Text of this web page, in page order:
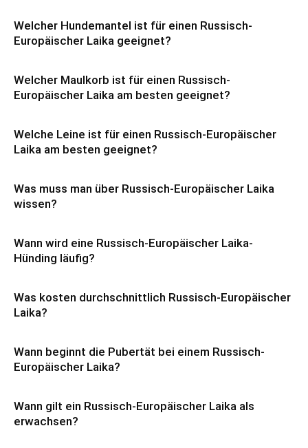
Welcher Hundemantel ist für einen Russisch-
Europäischer Laika geeignet?
Welcher Maulkorb ist für einen Russisch-
Europäischer Laika am besten geeignet?
Welche Leine ist für einen Russisch-Europäischer
Laika am besten geeignet?
Was muss man über Russisch-Europäischer Laika
wissen?
Wann wird eine Russisch-Europäischer Laika-
Hünding läufig?
Was kosten durchschnittlich Russisch-Europäischer
Laika?
Wann beginnt die Pubertät bei einem Russisch-
Europäischer Laika?
Wann gilt ein Russisch-Europäischer Laika als
erwachsen?